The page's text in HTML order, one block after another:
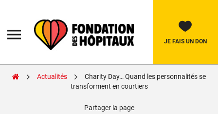
des
Hôpitaux
JE FAIS UN DON
Actualités
Charity Day… Quand les personnalités se
transforment en courtiers
Partager la page